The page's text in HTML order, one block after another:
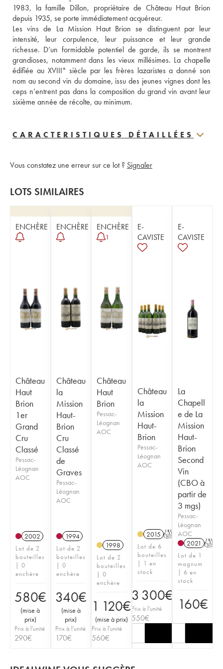
1983, la famille Dillon, propriétaire de Château Haut Brion
depuis 1935, se porte immédiatement acquéreur.
Les vins de La Mission Haut Brion se distinguent par leur
intensité, leur corpulence, leur puissance et leur grande
richesse. D’un formidable potentiel de garde, ils se montrent
grandioses, notamment dans les vieux millésimes. La chapelle
édifiée au XVIII° siècle par les frères lazaristes a donné son
nom au second vin du domaine, issu des jeunes vignes dont les
ceps n’entrent pas dans la composition du grand vin avant leur
sixième année de récolte, au minimum.
CARACTERISTIQUES DÉTAILLÉES
Vous constatez une erreur sur ce lot ? Signaler
LOTS SIMILAIRES
ENCHÈRE
Château
Haut
Brion
1er
Grand
Cru
Classé
Pessac-
Léognan
AOC
2002
Lot de 2
bouteilles
| 0
enchère
580€
(mise à
prix)
Prix à l'unité
290€
ENCHÈRE
Château
la
Mission
Haut-
Brion
Cru
Classé
de
Graves
Pessac-
Léognan
AOC
1994
Lot de 2
bouteilles
| 0
enchère
340€
(mise à
prix)
Prix à l'unité
170€
ENCHÈRE
1
Château
Haut
Brion
Pessac-
Léognan
AOC
1998
Lot de 2
bouteilles
| 0
enchère
1 120€
(mise à prix)
Prix à l'unité
560€
E-
CAVISTE
Château
la
Mission
Haut-
Brion
Pessac-
Léognan
AOC
2015 T
Lot de 6
bouteilles
| 1 en
stock
3 300€
Prix à l'unité
550€
E-
CAVISTE
La
Chapell
e de La
Mission
Haut-
Brion
Second
Vin
(CBO à
partir de
3 mgs)
Pessac-
Léognan
AOC
2021 T
Lot de 1
magnum
| 6 en
stock
160€